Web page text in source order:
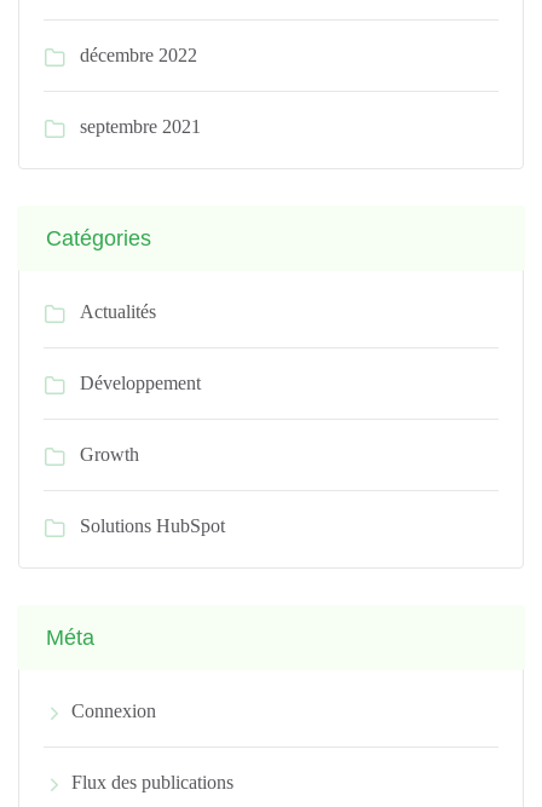
décembre 2022
septembre 2021
Catégories
Actualités
Développement
Growth
Solutions HubSpot
Méta
Connexion
Flux des publications